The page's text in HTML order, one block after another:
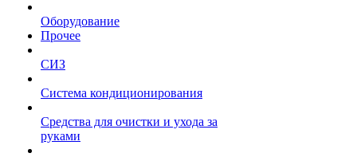
Оборудование
Прочее
СИЗ
Система кондиционирования
Средства для очистки и ухода за
руками